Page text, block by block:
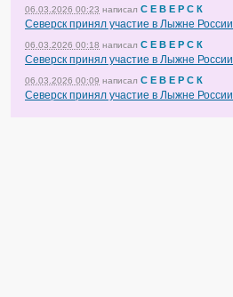
06.03.2026 00:23 написал С Е В Е Р С К
Северск принял участие в Лыжне России
06.03.2026 00:18 написал С Е В Е Р С К
Северск принял участие в Лыжне России
06.03.2026 00:09 написал С Е В Е Р С К
Северск принял участие в Лыжне России